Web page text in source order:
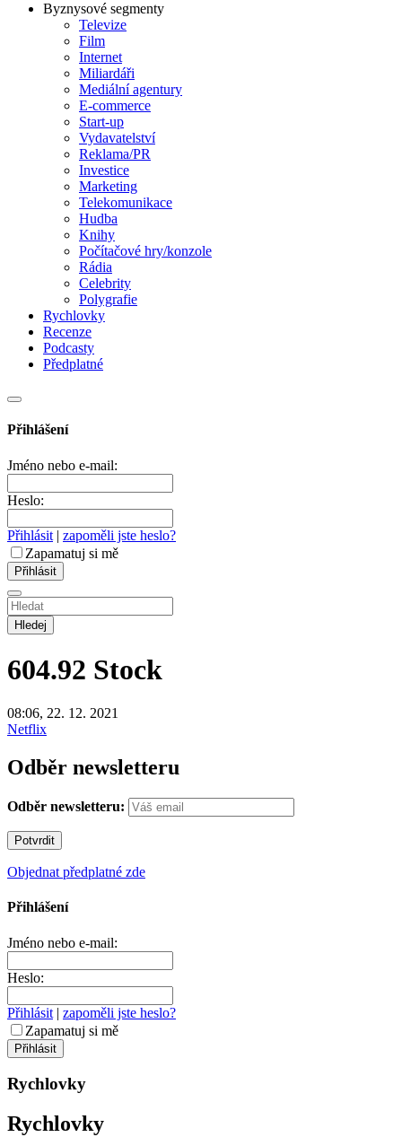
Byznysové segmenty
Televize
Film
Internet
Miliardáři
Mediální agentury
E-commerce
Start-up
Vydavatelství
Reklama/PR
Investice
Marketing
Telekomunikace
Hudba
Knihy
Počítačové hry/konzole
Rádia
Celebrity
Polygrafie
Rychlovky
Recenze
Podcasty
Předplatné
Přihlášení
Jméno nebo e-mail:
Heslo:
Přihlásit | zapoměli jste heslo?
Zapamatuj si mě
Hledej
604.92 Stock
08:06, 22. 12. 2021
Netflix
Odběr newsletteru
Odběr newsletteru:
Objednat předplatné zde
Přihlášení
Jméno nebo e-mail:
Heslo:
Přihlásit | zapoměli jste heslo?
Zapamatuj si mě
Rychlovky
Rychlovky